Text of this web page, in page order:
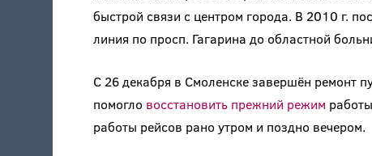
быстрой связи с центром города. В 2010 г.
линия по просп. Гагарина до областной
С 26 декабря в Смоленске завершён ремонт
помогло восстановить прежний режим
работы рейсов рано утром и поздно вечером.